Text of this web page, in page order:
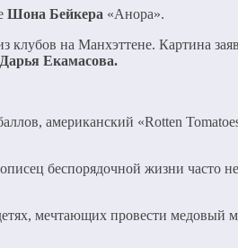
Шона Бейкера «Анора».
на Манхэттене. Картина
Дарья Екамасова.
американский «Rotten
беспорядочной жизни часто
мечтающих провести медовый